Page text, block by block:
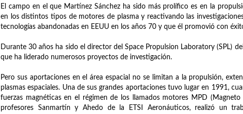
El campo en el que Martínez Sánchez ha sido más prolífico es en la
en los distintos tipos de motores de plasma y reactivando las
tecnologías abandonadas en EEUU en los años 70 y que él promovió con
Durante 30 años ha sido el director del Space Propulsion Laboratory (SPL)
que ha liderado numerosos proyectos de investigación.
Pero sus aportaciones en el área espacial no se limitan a la propulsión,
plasmas espaciales. Una de sus grandes aportaciones tuvo lugar en 1991,
fuerzas magnéticas en el régimen de los llamados motores MPD
profesores Sanmartín y Ahedo de la ETSI Aeronáuticos, realizó un